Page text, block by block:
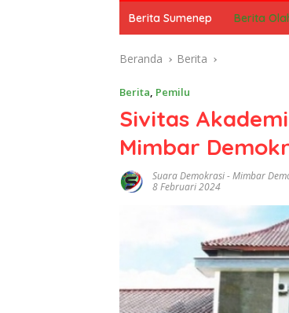
Berita Sumenep Berita
Beranda Berita
Berita, Pemilu
Sivitas
Mimbar
Suara Demokrasi-Mimbar
8 Februari 2024